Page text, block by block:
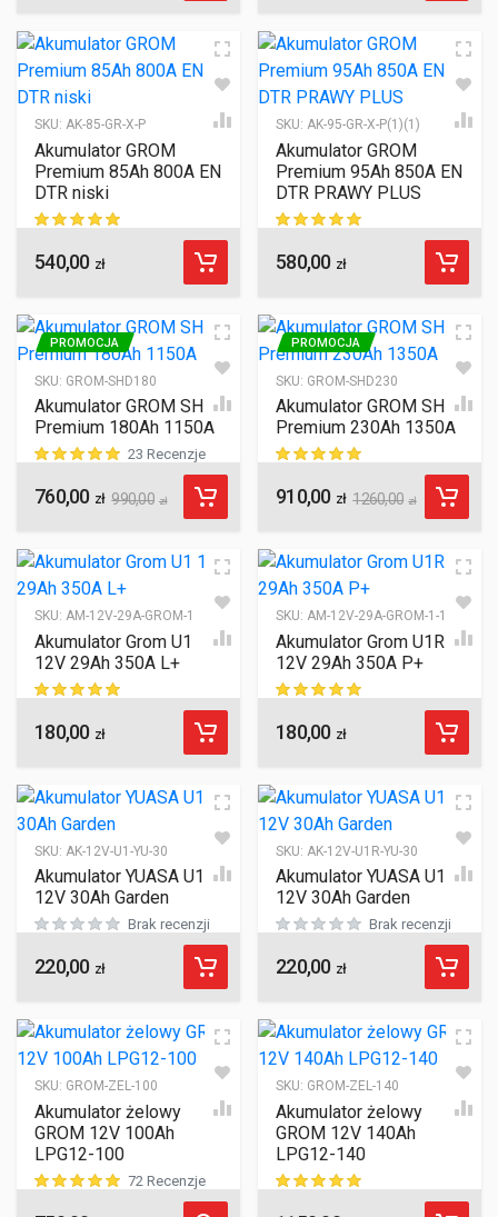
SKU: AK-85-GR-X-P
Akumulator GROM
Premium 85Ah 800A EN
DTR niski
ocen klientów
540,00 zł
SKU: AK-95-GR-X-P(1)(1)
Akumulator GROM
Premium 95Ah 850A EN
DTR PRAWY PLUS
ocen klientów
580,00 zł
SKU: GROM-SHD180
PROMOCJA
Akumulator GROM SHD
Premium 180Ah 1150A
ocen klientów
23 Recenzje
760,00 zł 990,00 zł
SKU: GROM-SHD230
PROMOCJA
Akumulator GROM SHD
Premium 230Ah 1350A
ocen klientów
910,00 zł 1260,00 zł
SKU: AM-12V-29A-GROM-1
Akumulator Grom U1
12V 29Ah 350A L+
ocen klientów
180,00 zł
SKU: AM-12V-29A-GROM-1-1-1
Akumulator Grom U1R
12V 29Ah 350A P+
ocen klientów
180,00 zł
SKU: AK-12V-U1-YU-30
Akumulator YUASA U1
12V 30Ah Garden
Brak recenzji
220,00 zł
SKU: AK-12V-U1R-YU-30
Akumulator YUASA U1R
12V 30Ah Garden
Brak recenzji
220,00 zł
SKU: GROM-ZEL-100
Akumulator żelowy
GROM 12V 100Ah
LPG12-100
72 Recenzje
SKU: GROM-ZEL-140
Akumulator żelowy
GROM 12V 140Ah
LPG12-140